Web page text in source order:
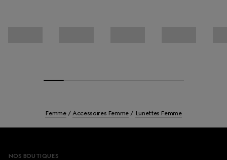
Femme Accessoires Femme Lunettes Femme
NOS BOUTIQUES